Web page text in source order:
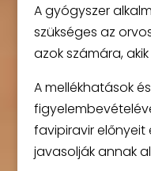
A gyógyszer
szükséges az
azok számára,
A mellékhatások
favipiravir
javasolják annak